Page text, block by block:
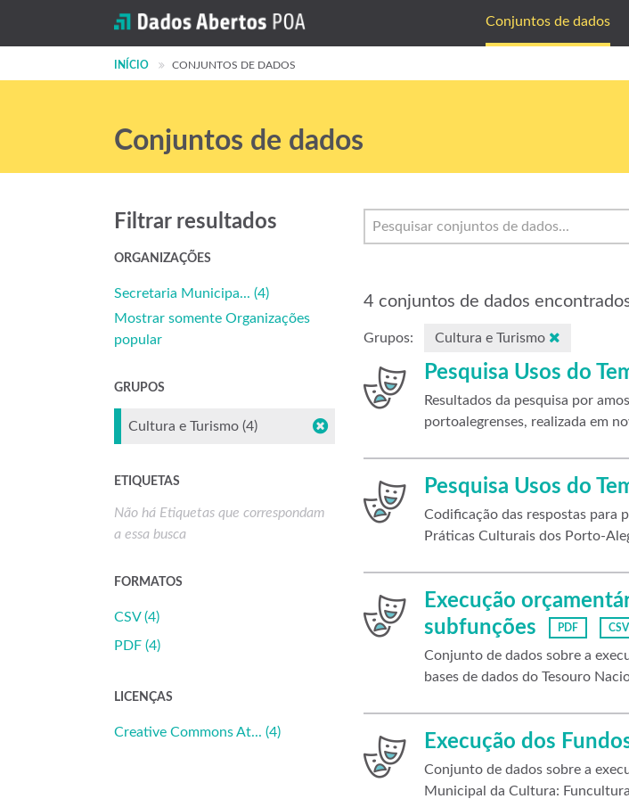
Conjuntos de dados
INÍCIO CONJUNTOS DE DADOS
Conjuntos de dados
4 conjuntos de dados
Grupos: Cultura e Turismo
Pesquisa Usos do
Resultados da pesquisa por
portoalegrenses, realizada em
Pesquisa Usos do
Codificação das respostas para
Práticas Culturais dos Porto-
Execução
subfunções
PDF CSV
Conjunto de dados sobre a
bases de dados do Tesouro
Execução dos
Conjunto de dados sobre a
Municipal da Cultura:
Filtrar resultados
ORGANIZAÇÕES
Secretaria Municipa... (4)
Mostrar somente Organizações
popular
GRUPOS
Cultura e Turismo (4)
ETIQUETAS
Não há Etiquetas que correspondam
a essa busca
FORMATOS
CSV (4)
PDF (4)
LICENÇAS
Creative Commons At... (4)